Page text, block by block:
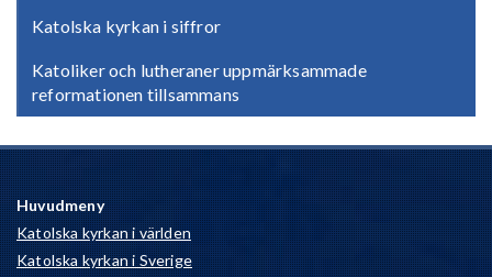
Katolska kyrkan i siffror
Katoliker och lutheraner uppmärksammade
reformationen tillsammans
Huvudmeny
Katolska kyrkan i världen
Katolska kyrkan i Sverige